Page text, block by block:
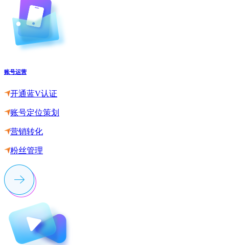
账号运营
开通蓝V认证
账号定位策划
营销转化
粉丝管理